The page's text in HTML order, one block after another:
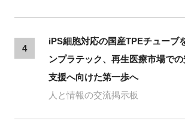
4
iPS細胞対応の国産TPEチューブ
ンプラテック、再生医療市場で
支援へ向けた第一歩へ
人と情報の交流掲示板